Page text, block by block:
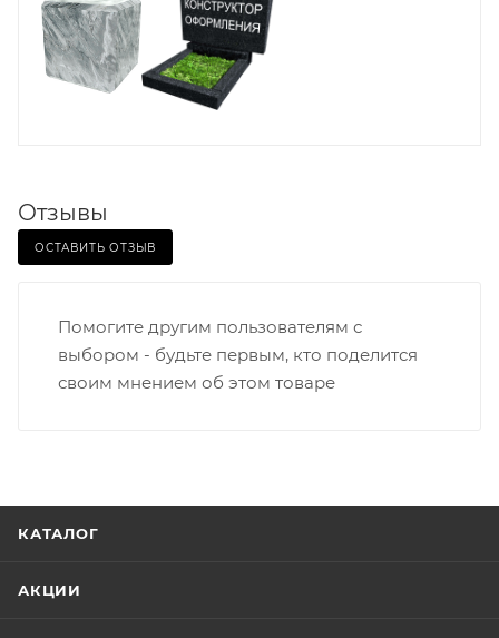
Отзывы
ОСТАВИТЬ ОТЗЫВ
Помогите другим пользователям с
выбором - будьте первым, кто поделится
своим мнением об этом товаре
КАТАЛОГ
АКЦИИ